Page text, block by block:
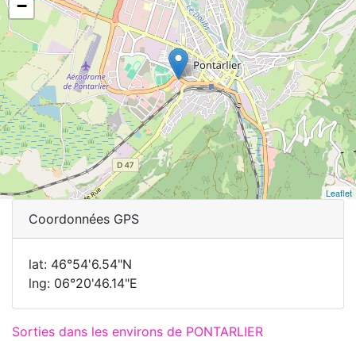
−
Leaflet
Coordonnées GPS
lat: 46°54'6.54"N
lng: 06°20'46.14"E
Sorties dans les environs de PONTARLIER